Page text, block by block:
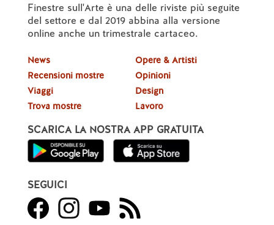
Finestre sull'Arte è una delle riviste più seguite
del settore e dal 2019 abbina alla versione
online anche un trimestrale cartaceo.
News
Recensioni mostre
Viaggi
Trova mostre
Opere & Artisti
Opinioni
Design
Lavoro
SCARICA LA NOSTRA APP GRATUITA
SEGUICI